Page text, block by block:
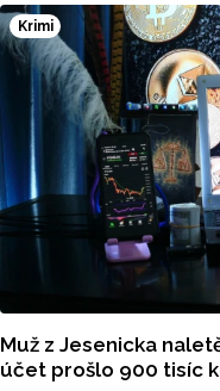
310 tisíc korun a
jméno. Podvedený
a podvodník ho navíc
hrozí za podvod trest
ČTK to dnes sdělil
Krimi
Muž z Jesenicka
účet prošlo 900 tisíc